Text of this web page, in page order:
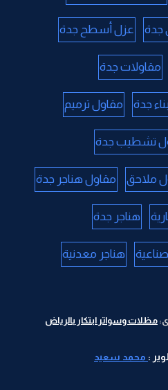
جدة عزل أسطح جدة
مقاولات جدة
جدة مقاول ترميم
تشطيب جدة
ملاحق مقاول هناجر جدة
هناجر جدة
هناجر معدنية
مظلات وسواتر ابتكار بالرياض
: محمد سعيد